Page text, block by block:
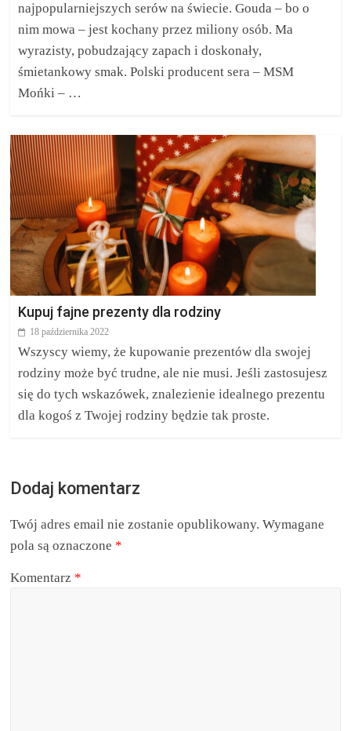
najpopularniejszych serów na świecie. Gouda – bo o
nim mowa – jest kochany przez miliony osób. Ma
wyrazisty, pobudzający zapach i doskonały,
śmietankowy smak. Polski producent sera – MSM
Mońki – …
Kupuj fajne prezenty dla rodziny
18 października 2022
Wszyscy wiemy, że kupowanie prezentów dla swojej
rodziny może być trudne, ale nie musi. Jeśli zastosujesz
się do tych wskazówek, znalezienie idealnego prezentu
dla kogoś z Twojej rodziny będzie tak proste.
Dodaj komentarz
Twój adres email nie zostanie opublikowany. Wymagane
pola są oznaczone *
Komentarz *